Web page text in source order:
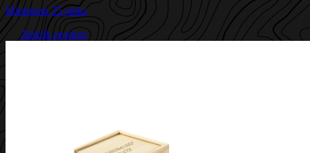
Minimum 25 stuks
Bekijk product